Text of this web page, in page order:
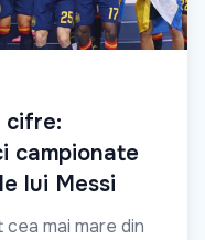
cifre:
campionate
lui Messi
mai mare din